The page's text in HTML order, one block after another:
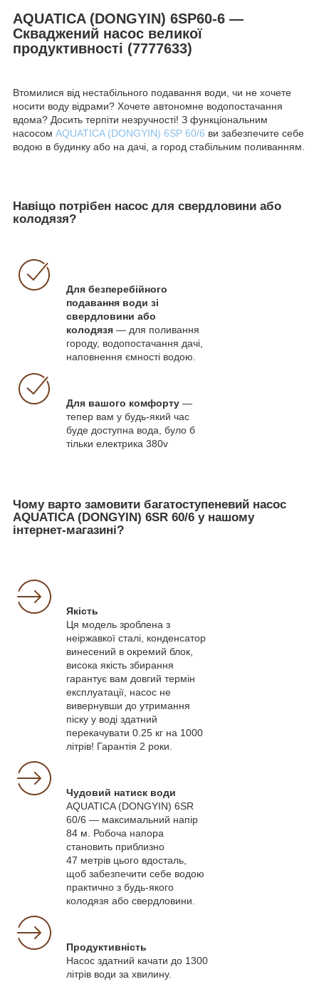
AQUATICA (DONGYIN) 6SP60-6 —
Скваджений насос великої
продуктивності (7777633)
Втомилися від нестабільного подавання води, чи не хочете
носити воду відрами? Хочете автономне водопостачання
вдома? Досить терпіти незручності! З функціональним
насосом AQUATICA (DONGYIN) 6SP 60/6 ви забезпечите себе
водою в будинку або на дачі, а город стабільним поливанням.
Навіщо потрібен насос для свердловини або
колодязя?
Для безперебійного
подавання води зі
свердловини або
колодязя — для поливання
городу, водопостачання дачі,
наповнення ємності водою.
Для вашого комфорту —
тепер вам у будь-який час
буде доступна вода, було б
тільки електрика 380v
Чому варто замовити багатоступеневий насос
AQUATICA (DONGYIN) 6SR 60/6 у нашому
інтернет-магазині?
Якість
Ця модель зроблена з
неіржавкої сталі, конденсатор
винесений в окремий блок,
висока якість збирання
гарантує вам довгий термін
експлуатації, насос не
вивернувши до утримання
піску у воді здатний
перекачувати 0.25 кг на 1000
літрів! Гарантія 2 роки.
Чудовий натиск води
AQUATICA (DONGYIN) 6SR
60/6 — максимальний напір
84 м. Робоча напора
становить приблизно
47 метрів цього вдосталь,
щоб забезпечити себе водою
практично з будь-якого
колодязя або свердловини.
Продуктивність
Насос здатний качати до 1300
літрів води за хвилину.